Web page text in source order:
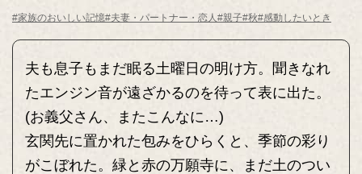
#家族のおいしい記憶#夫妻・パートナー・恋人#親子#秋#感動したいとき
夫も息子もまだ眠る土曜日の明け方。聞きなれ
たエンジン音が遠ざかるのを待って表に出た。
(お義父さん、またこんなに…)
玄関先に置かれた包みをひらくと、季節の彩り
がこぼれた。緑と赤の万願寺に、まだ土のつい